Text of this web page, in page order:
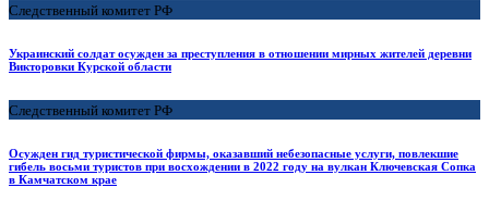
Следственный комитет РФ
Украинский солдат осужден за преступления в отношении мирных жителей деревни
Викторовки Курской области
Следственный комитет РФ
Осужден гид туристической фирмы, оказавший небезопасные услуги, повлекшие
гибель восьми туристов при восхождении в 2022 году на вулкан Ключевская Сопка
в Камчатском крае